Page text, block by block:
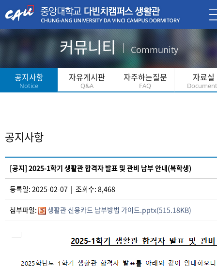
커뮤니티 Community
공지사항
Notice
자유게시판
Q&A
자주하는질문
FAQ
자료실
공지사항
[공지] 2025-1학기 생활관 합격자 발표 및 관비 납부 안내(복학생)
등록일: 2025-02-07 | 조회수: 8,468
첨부파일: 생활관 신용카드 납부방법 가이드.pptx(515.18KB)